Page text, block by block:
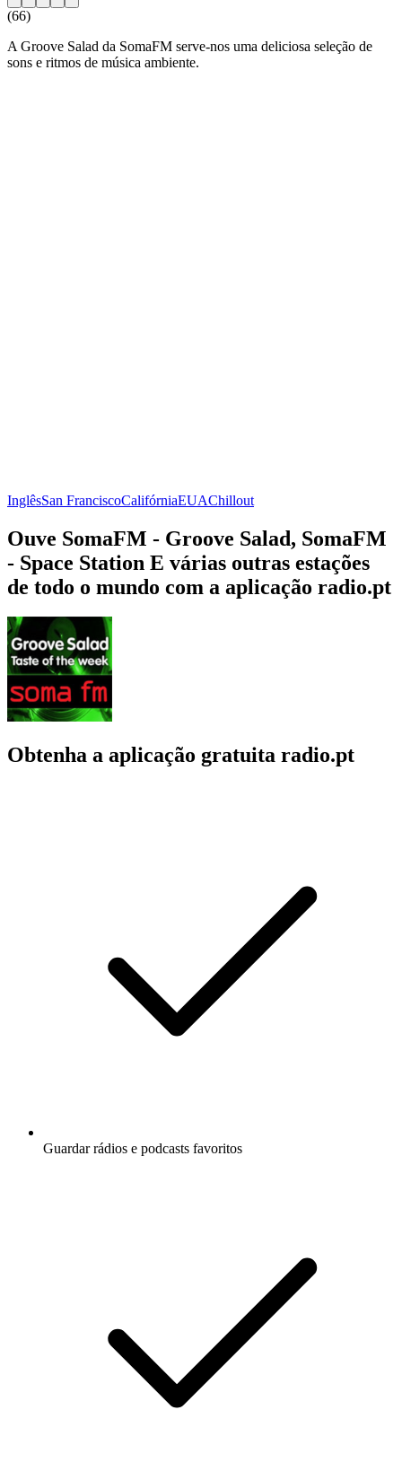
(66)
A Groove Salad da SomaFM serve-nos uma deliciosa seleção de
sons e ritmos de música ambiente.
InglêsSan FranciscoCalifórniaEUAChillout
Ouve SomaFM - Groove Salad, SomaFM
- Space Station E várias outras estações
de todo o mundo com a aplicação radio.pt
Obtenha a aplicação gratuita radio.pt
Guardar rádios e podcasts favoritos